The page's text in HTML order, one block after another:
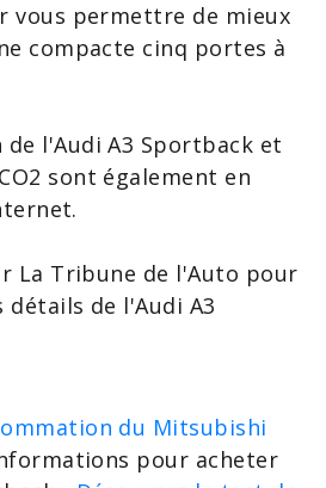
vous permettre de mieux
compacte cinq portes à
de l'Audi A3 Sportback et
sont également en
La Tribune de l'Auto pour
de l'Audi A3
du Mitsubishi
pour acheter